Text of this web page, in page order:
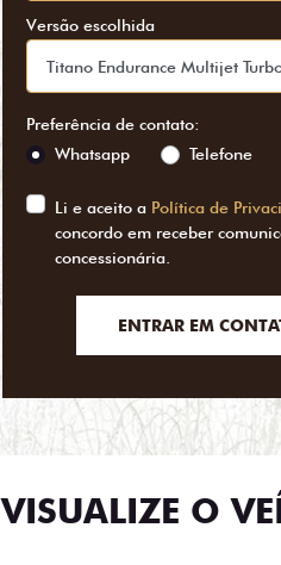
Versão escolhida
Preferência de contato:
Whatsapp
Telefone
Li e aceito a Política de
concordo em receber
concessionária.
ENTRAR EM
VISUALIZE O